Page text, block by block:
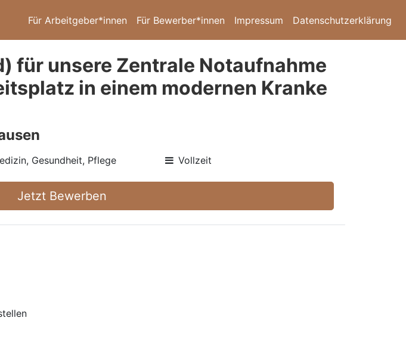
Für Arbeitgeber*innen Für Bewerber*innen Impressum Datenschutzerklärung
für unsere Zentrale Notaufnahme
in einem modernen Kranke
Gesundheit, Pflege Vollzeit
Jetzt Bewerben